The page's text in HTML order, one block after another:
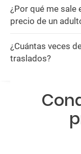
¿Por qué me sale
precio de un
¿Cuántas veces
traslados?